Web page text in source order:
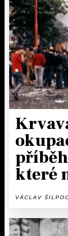
které
VÁCLAV